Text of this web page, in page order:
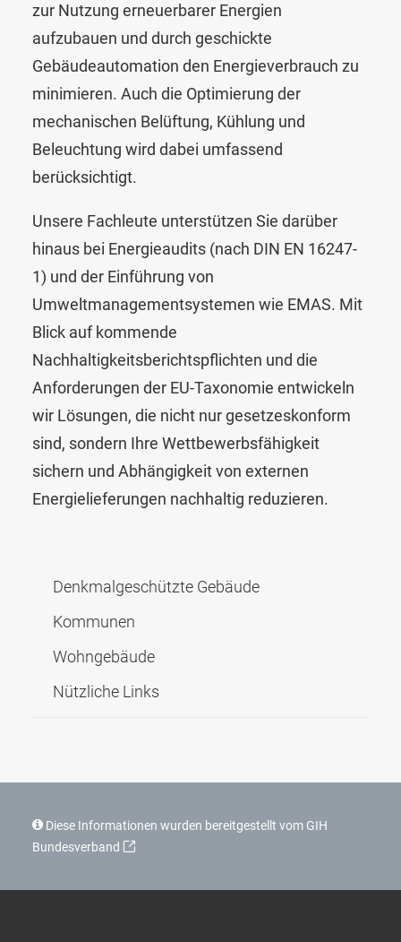
zur Nutzung erneuerbarer Energien
aufzubauen und durch geschickte
Gebäudeautomation den Energieverbrauch zu
minimieren. Auch die Optimierung der
mechanischen Belüftung, Kühlung und
Beleuchtung wird dabei umfassend
berücksichtigt.
Unsere Fachleute unterstützen Sie darüber
hinaus bei Energieaudits (nach DIN EN 16247-
1) und der Einführung von
Umweltmanagementsystemen wie EMAS. Mit
Blick auf kommende
Nachhaltigkeitsberichtspflichten und die
Anforderungen der EU-Taxonomie entwickeln
wir Lösungen, die nicht nur gesetzeskonform
sind, sondern Ihre Wettbewerbsfähigkeit
sichern und Abhängigkeit von externen
Energielieferungen nachhaltig reduzieren.
Denkmal­geschützte Gebäude
Kommunen
Wohngebäude
Nützliche Links
Diese Informationen wurden bereitgestellt vom GIH
Bundesverband